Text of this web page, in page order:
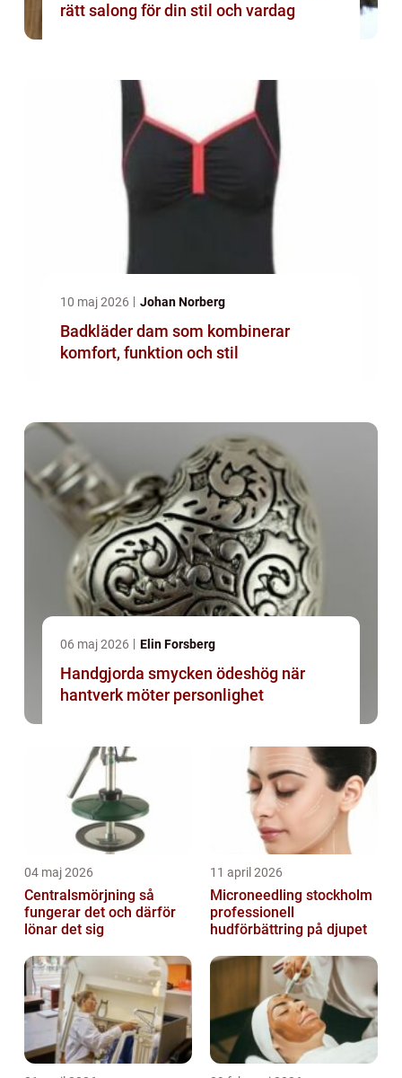
rätt salong för din stil och vardag
10 maj 2026 Johan Norberg
Badkläder dam som kombinerar
komfort, funktion och stil
06 maj 2026 Elin Forsberg
Handgjorda smycken ödeshög när
hantverk möter personlighet
04 maj 2026
Centralsmörjning så
fungerar det och därför
lönar det sig
11 april 2026
Microneedling stockholm
professionell
hudförbättring på djupet